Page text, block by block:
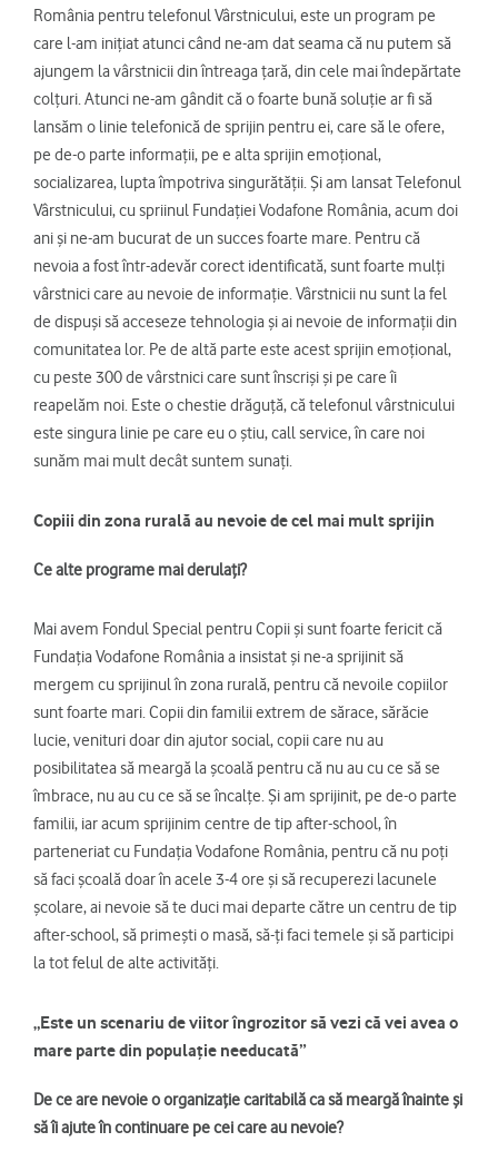
România pentru telefonul Vârstnicului, este un program pe
care l-am inițiat atunci când ne-am dat seama că nu putem să
ajungem la vârstnicii din întreaga țară, din cele mai îndepărtate
colțuri. Atunci ne-am gândit că o foarte bună soluție ar fi să
lansăm o linie telefonică de sprijin pentru ei, care să le ofere,
pe de-o parte informații, pe e alta sprijin emoțional,
socializarea, lupta împotriva singurătății. Și am lansat Telefonul
Vârstnicului, cu spriinul Fundației Vodafone România, acum doi
ani și ne-am bucurat de un succes foarte mare. Pentru că
nevoia a fost într-adevăr corect identificată, sunt foarte mulți
vârstnici care au nevoie de informație. Vârstnicii nu sunt la fel
de dispuși să acceseze tehnologia și ai nevoie de informații din
comunitatea lor. Pe de altă parte este acest sprijin emoțional,
cu peste 300 de vârstnici care sunt înscriși și pe care îi
reapelăm noi. Este o chestie drăguță, că telefonul vârstnicului
este singura linie pe care eu o știu, call service, în care noi
sunăm mai mult decât suntem sunați.
Copiii din zona rurală au nevoie de cel mai mult sprijin
Ce alte programe mai derulați?
Mai avem Fondul Special pentru Copii și sunt foarte fericit că
Fundația Vodafone România a insistat și ne-a sprijinit să
mergem cu sprijinul în zona rurală, pentru că nevoile copiilor
sunt foarte mari. Copii din familii extrem de sărace, sărăcie
lucie, venituri doar din ajutor social, copii care nu au
posibilitatea să meargă la școală pentru că nu au cu ce să se
îmbrace, nu au cu ce să se încalțe. Și am sprijinit, pe de-o parte
familii, iar acum sprijinim centre de tip after-school, în
parteneriat cu Fundația Vodafone România, pentru că nu poți
să faci școală doar în acele 3-4 ore și să recuperezi lacunele
școlare, ai nevoie să te duci mai departe către un centru de tip
after-school, să primești o masă, să-ți faci temele și să participi
la tot felul de alte activități.
„Este un scenariu de viitor îngrozitor să vezi că vei avea o
mare parte din populație needucată”
De ce are nevoie o organizație caritabilă ca să meargă înainte și
să îi ajute în continuare pe cei care au nevoie?